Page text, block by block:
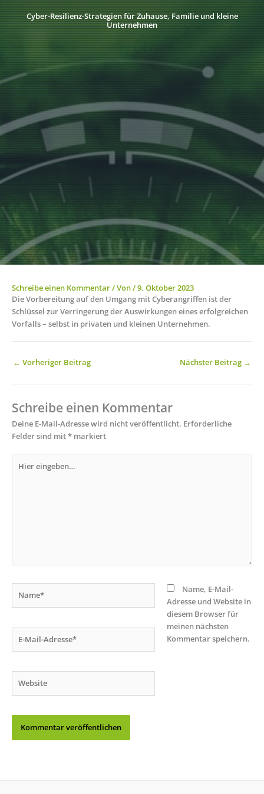
Cyber-Resilienz-Strategien für Zuhause, Familie und kleine
Unternehmen
Schreibe einen Kommentar/ Von/9. Oktober 2023
Die Vorbereitung auf den Umgang mit Cyberangriffen ist der
Schlüssel zur Verringerung der Auswirkungen eines erfolgreichen
Vorfalls – selbst in privaten und kleinen Unternehmen.
← Vorheriger Beitrag Nächster Beitrag →
Schreibe einen Kommentar
Deine E-Mail-Adresse wird nicht veröffentlicht. Erforderliche
Felder sind mit* markiert
eingeben…
Mail-
Name, E-Mail-
Adresse und Website in
diesem Browser für
meinen nächsten
Kommentar speichern.